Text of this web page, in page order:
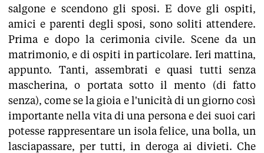
salgone e scendono gli sposi. E dove gli ospiti,
amici e parenti degli sposi, sono soliti attendere.
Prima e dopo la cerimonia civile. Scene da un
matrimonio, e di ospiti in particolare. Ieri mattina,
appunto. Tanti, assembrati e quasi tutti senza
mascherina, o portata sotto il mento (di fatto
senza), come se la gioia e l'unicità di un giorno così
importante nella vita di una persona e dei suoi cari
potesse rappresentare un isola felice, una bolla, un
lasciapassare, per tutti, in deroga ai divieti. Che